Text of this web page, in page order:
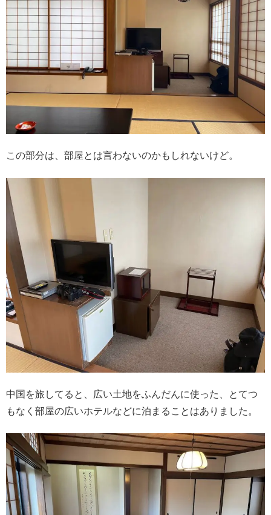
この部分は、部屋とは言わないのかもしれないけど。
中国を旅してると、広い土地をふんだんに使った、とてつ
もなく部屋の広いホテルなどに泊まることはありました。